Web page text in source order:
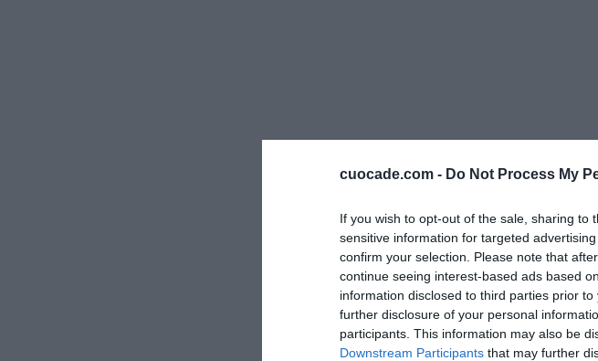
cuocade.com - Do Not Process My
If you wish to opt-out of the sale, sharing
sensitive information for targeted
confirm your selection. Please note that
continue seeing interest-based ads based
information disclosed to third parties prior
further disclosure of your personal
participants. This information may also be
Downstream Participants that may further